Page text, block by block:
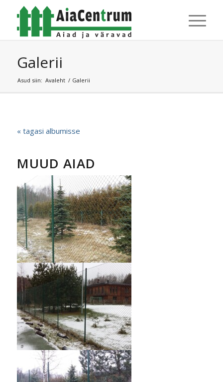
Galerii
Asud siin: Avaleht / Galerii
« tagasi albumisse
MUUD AIAD